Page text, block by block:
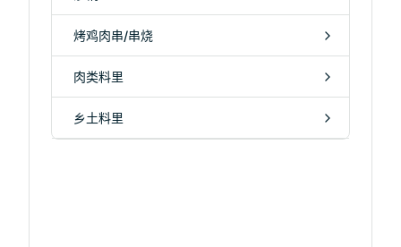
烤鸡肉串/串烧
肉类料里
乡土料里